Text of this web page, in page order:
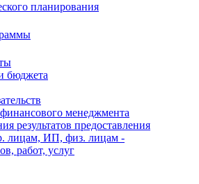
планирования
бюджета
менеджмента
результатов предоставления
лицам, ИП, физ. лицам -
работ, услуг